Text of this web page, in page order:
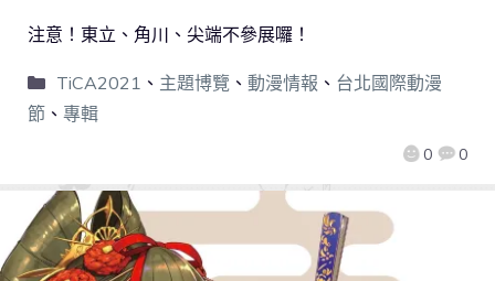
0 0
注意！東立、角川、尖端不參展囉！
TiCA2021 、 主題博覽 、 動漫情報 、 台北國際動漫
節 、 專輯